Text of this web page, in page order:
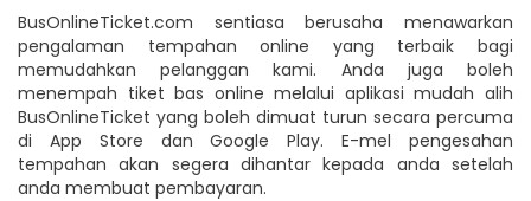
BusOnlineTicket.com sentiasa berusaha menawarkan
pengalaman tempahan online yang terbaik bagi
memudahkan pelanggan kami. Anda juga boleh
menempah tiket bas online melalui aplikasi mudah alih
BusOnlineTicket yang boleh dimuat turun secara percuma
di App Store dan Google Play. E-mel pengesahan
tempahan akan segera dihantar kepada anda setelah
anda membuat pembayaran.